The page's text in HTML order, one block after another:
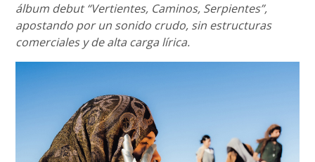
álbum debut “Vertientes, Caminos, Serpientes”,
apostando por un sonido crudo, sin estructuras
comerciales y de alta carga lírica.